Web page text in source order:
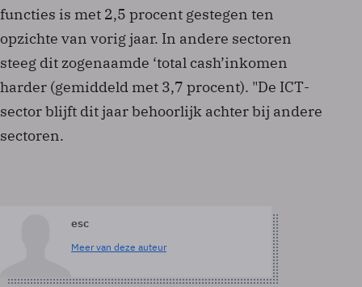
functies is met 2,5 procent gestegen ten
opzichte van vorig jaar. In andere sectoren
steeg dit zogenaamde ‘total cash’­inkomen
harder (gemiddeld met 3,7 procent). "De ICT­
sector blijft dit jaar behoorlijk achter bij andere
sectoren.
esc
Meer van deze auteur